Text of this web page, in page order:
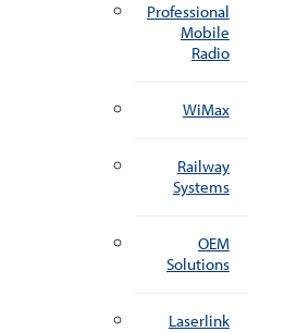
Professional
Mobile
Radio
WiMax
Railway
Systems
OEM
Solutions
Laserlink